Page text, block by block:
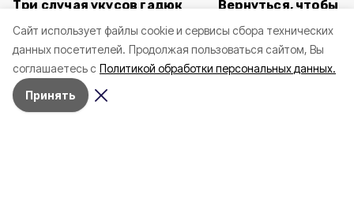
Cайт использует файлы cookie и сервисы сбора технических
данных посетителей. Продолжая пользоваться сайтом, Вы
соглашаетесь с Политикой обработки персональных данных.
Принять
Три случая укусов гадюк
Белгородской области с
начала года
Вернуться, чтобы
в Белгородскую
пять лет